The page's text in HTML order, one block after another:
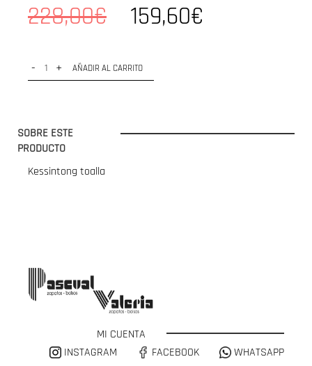
228,00€ 159,60€
- + AÑADIR AL CARRITO
SOBRE ESTE
PRODUCTO
Kessintong toalla
MI CUENTA
INSTAGRAM
FACEBOOK WHATSAPP